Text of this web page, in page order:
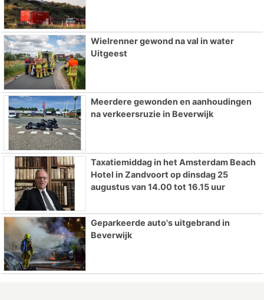
Wielrenner gewond na val in water
Uitgeest
Meerdere gewonden en aanhoudingen
na verkeersruzie in Beverwijk
Taxatiemiddag in het Amsterdam Beach
Hotel in Zandvoort op dinsdag 25
augustus van 14.00 tot 16.15 uur
Geparkeerde auto's uitgebrand in
Beverwijk